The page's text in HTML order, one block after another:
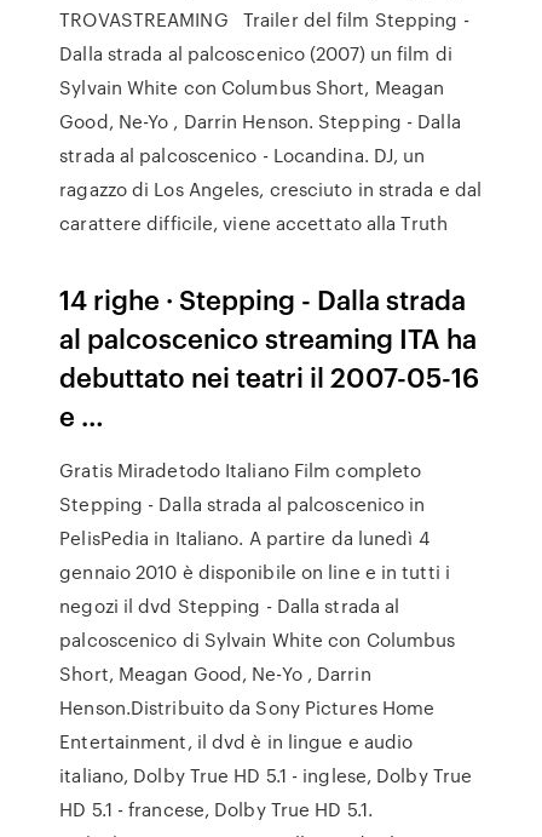
TROVASTREAMING Trailer del film Stepping -
Dalla strada al palcoscenico (2007) un film di
Sylvain White con Columbus Short, Meagan
Good, Ne-Yo , Darrin Henson. Stepping - Dalla
strada al palcoscenico - Locandina. DJ, un
ragazzo di Los Angeles, cresciuto in strada e dal
carattere difficile, viene accettato alla Truth
14 righe · Stepping - Dalla strada
al palcoscenico streaming ITA ha
debuttato nei teatri il 2007-05-16
e …
Gratis Miradetodo Italiano Film completo
Stepping - Dalla strada al palcoscenico in
PelisPedia in Italiano. A partire da lunedì 4
gennaio 2010 è disponibile on line e in tutti i
negozi il dvd Stepping - Dalla strada al
palcoscenico di Sylvain White con Columbus
Short, Meagan Good, Ne-Yo , Darrin
Henson.Distribuito da Sony Pictures Home
Entertainment, il dvd è in lingue e audio
italiano, Dolby True HD 5.1 - inglese, Dolby True
HD 5.1 - francese, Dolby True HD 5.1.